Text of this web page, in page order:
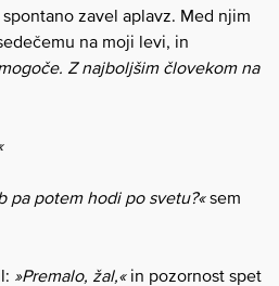
zavel aplavz. Med njim
na moji levi, in
Z najboljšim človekom na
pa potem hodi po svetu?«sem
»Premalo, žal,«in pozornost spet